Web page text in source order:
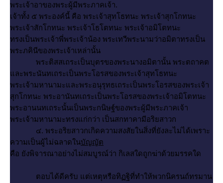
พระเจ้าอาของพระผู้มีพระภาคเจ้า.
เจ้าทั้ง ๕ พระองค์นี้ คือ พระเจ้าสุทโธทนะ พระเจ้าสุกโกทนะ
พระเจ้าสักโกทนะ พระเจ้าโธโตทนะ พระเจ้าอมิโตทนะ
ทรงเป็นพระเจ้าพี่พระเจ้าน้อง พระเทวีพระนามว่าอมิตาทรงเป็น
พระภคินีของพระเจ้าเหล่านั้น
พระติสสเถระเป็นบุตรของพระนางอมิตานั้น พระตถาคต
ละพระนันทเถระเป็นพระโอรสของพระเจ้าสุทโธทนะ
พระเจ้ามหานามะและพระอนุรุทธเถระเป็นพระโอรสของพระเจ้า
สุกโกทนะ พระอานันทเถระเป็นพระโอรสของพระเจ้าอมิโตทนะ
พระอานนทเถระนั้นเป็นพระกนิษฐ์ของพระผู้มีพระภาคเจ้า
พระเจ้ามหานามะทรงแก่กว่า เป็นสกทาคามีอริยสาวก
๔. พระอริยสาวกเกิดความสงสัยในสิ่งที่ยังละไม่ได้เพราะ
ความเป็นผู้ไม่ฉลาดในบัญญัต
คือ ยังพิจารณาอย่างไม่สมบูรณ์ว่า กิเลสใดถูกฆ่าด้วยมรรคใด
ตอบได้ดีครับ แต่เหตุหรือทิฏฐิที่ทำให้พวกนิครนถ์ทรมาน